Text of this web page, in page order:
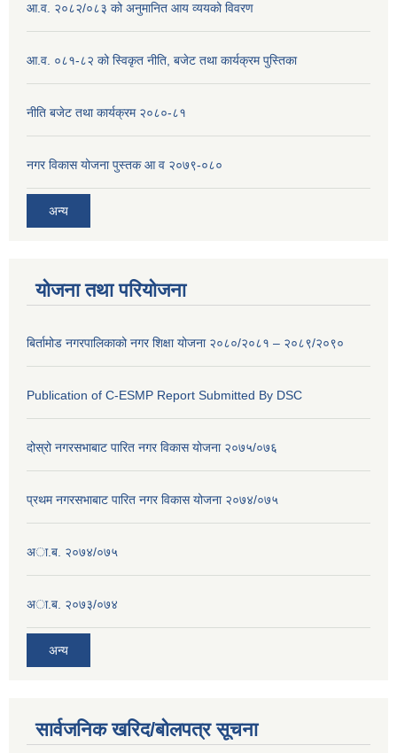
आ.व. २०८२/०८३ को अनुमानित आय व्ययको विवरण
आ.व. ०८१-८२ को स्विकृत नीति, बजेट तथा कार्यक्रम पुस्तिका
नीति बजेट तथा कार्यक्रम २०८०-८१
नगर विकास योजना पुस्तक आ व २०७९-०८०
अन्य
योजना तथा परियोजना
बिर्तामोड नगरपालिकाको नगर शिक्षा योजना २०८०/२०८१ – २०८९/२०९०
Publication of C-ESMP Report Submitted By DSC
दोस्रो नगरसभाबाट पारित नगर विकास योजना २०७५/०७६
प्रथम नगरसभाबाट पारित नगर विकास योजना २०७४/०७५
अा.ब. २०७४/०७५
अा.ब. २०७३/०७४
अन्य
सार्वजनिक खरिद/बोलपत्र सूचना